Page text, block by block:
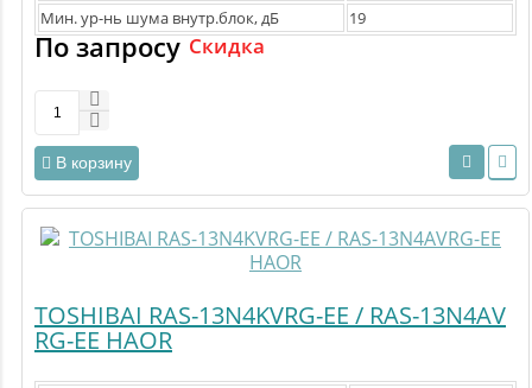
Мин. ур-нь шума внутр.блок, дБ
19
По запросу Скидка
В корзину
TOSHIBAI RAS-13N4KVRG-EE / RAS-13N4AV
RG-EE HAOR